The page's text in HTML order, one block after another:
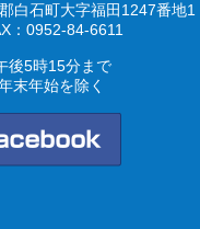
白石町大字福田1247番地1
：0952-84-6611
後5時15分まで
末年始を除く